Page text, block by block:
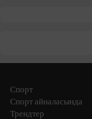
Спорт
Спорт айналасында
Трендтер